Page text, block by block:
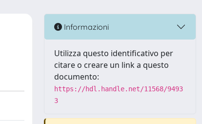
Informazioni
Utilizza questo identificativo per
citare o creare un link a questo
documento:
https://hdl.handle.net/11568/9493
3